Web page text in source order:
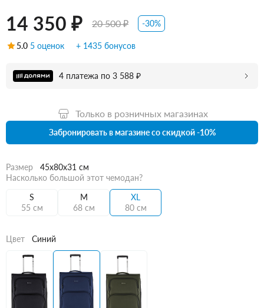
14 350 ₽ 20 500 ₽ -30%
5.0 5 оценок + 1435 бонусов
4 платежа по 3 588 ₽
Только в розничных магазинах
Забронировать в магазине со скидкой -10%
Размер
45x80x31 см
Насколько большой этот чемодан?
S
55 см
M
68 см
XL
80 см
Цвет Синий